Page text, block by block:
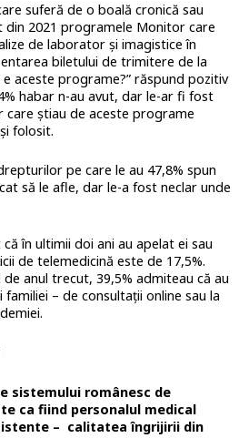
suferă de o boală cronică sau
din 2021 programele Monitor care
de laborator și imagistice în
biletului de trimitere de la
aceste programe?” răspund pozitiv
habar n-au avut, dar le-ar fi fost
care știau de aceste programe
folosit.
pe care le au 47,8% spun
să le afle, dar le-a fost neclar unde
în ultimii doi ani au apelat ei sau
de telemedicină este de 17,5%.
anul trecut, 39,5% admiteau că au
– de consultații online sau la
sistemului românesc de
ca fiind personalul medical
– calitatea îngrijirii din